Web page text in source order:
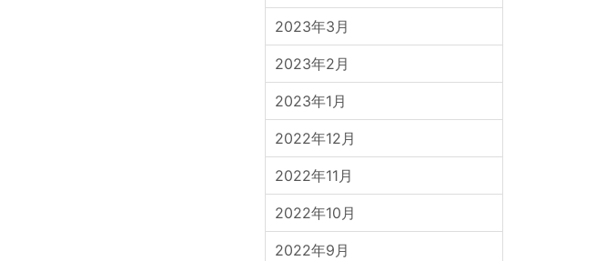
2023年3月
2023年2月
2023年1月
2022年12月
2022年11月
2022年10月
2022年9月